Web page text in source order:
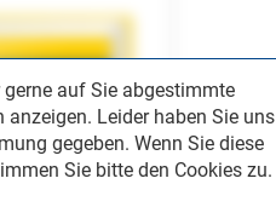
auf Sie abgestimmte
Leider haben Sie uns
gegeben. Wenn Sie diese
Sie bitte den Cookies zu.